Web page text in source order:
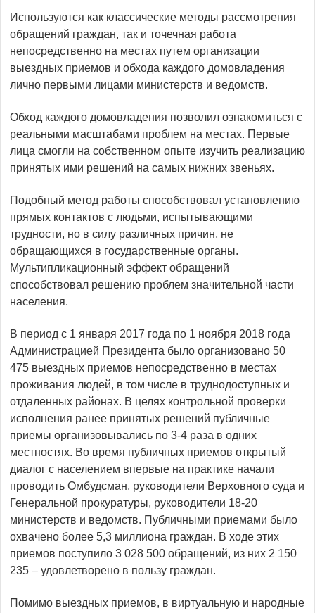
Используются как классические методы рассмотрения
обращений граждан, так и точечная работа
непосредственно на местах путем организации
выездных приемов и обхода каждого домовладения
лично первыми лицами министерств и ведомств.
Обход каждого домовладения позволил ознакомиться с
реальными масштабами проблем на местах. Первые
лица смогли на собственном опыте изучить реализацию
принятых ими решений на самых нижних звеньях.
Подобный метод работы способствовал установлению
прямых контактов с людьми, испытывающими
трудности, но в силу различных причин, не
обращающихся в государственные органы.
Мультипликационный эффект обращений
способствовал решению проблем значительной части
населения.
В период с 1 января 2017 года по 1 ноября 2018 года
Администрацией Президента было организовано 50
475 выездных приемов непосредственно в местах
проживания людей, в том числе в труднодоступных и
отдаленных районах. В целях контрольной проверки
исполнения ранее принятых решений публичные
приемы организовывались по 3-4 раза в одних
местностях. Во время публичных приемов открытый
диалог с населением впервые на практике начали
проводить Омбудсман, руководители Верховного суда и
Генеральной прокуратуры, руководители 18-20
министерств и ведомств. Публичными приемами было
охвачено более 5,3 миллиона граждан. В ходе этих
приемов поступило 3 028 500 обращений, из них 2 150
235 – удовлетворено в пользу граждан.
Помимо выездных приемов, в виртуальную и народные